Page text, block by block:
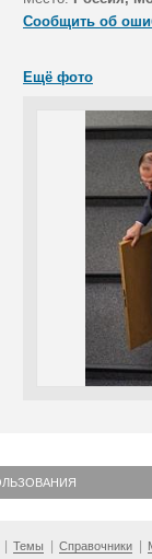
Сообщить об
Ещё фото
Темы Справочники